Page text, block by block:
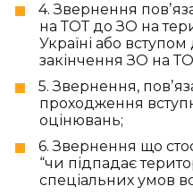
4. Звернення
на ТОТ до ЗО на
Україні або
закінчення ЗО на
5. Звернення,
проходження
оцінювань;
6. Звернення що
“чи підпадає
спеціальних умов